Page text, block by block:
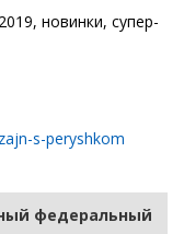
новинки, супер-
s-peryshkom
федеральный